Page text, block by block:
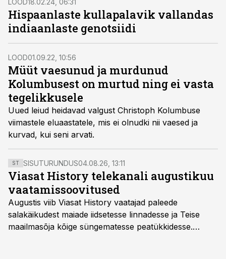
LOOD18.02.24, 06:31
Hispaanlaste kullapalavik vallandas
indiaanlaste genotsiidi
LOOD01.09.22, 10:56
Müüt vaesunud ja murdunud
Kolumbusest on murtud ning ei vasta
tegelikkusele
Uued leiud heidavad valgust Christoph Kolumbuse
viimastele eluaastatele, mis ei olnudki nii vaesed ja
kurvad, kui seni arvati.
ST SISUTURUNDUS04.08.26, 13:11
Viasat History telekanali augustikuu
vaatamissoovitused
Augustis viib Viasat History vaatajad paleede
salakäikudest maiade iidsetesse linnadesse ja Teise
maailmasõja kõige süngematesse peatükkidesse.